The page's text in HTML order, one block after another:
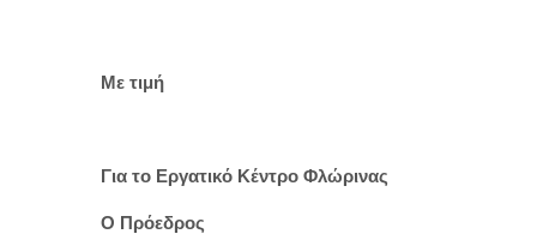
Με τιμή
Για το Εργατικό Κέντρο Φλώρινας
Ο Πρόεδρος